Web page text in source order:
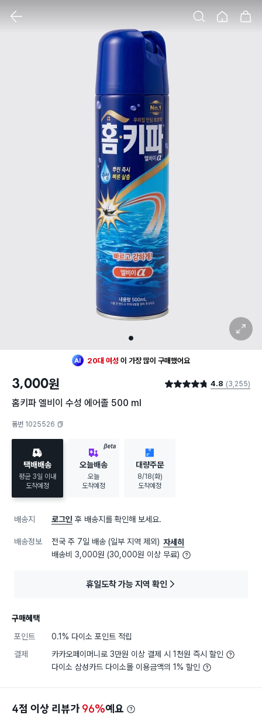
1
확대 보기
3,646명
20대 여성 이 가장 많이 구매했어요
팔렸어요
3,000원 별점 4.8점 4.8 (3,255)
홈키파 엘비이 수성 에어졸 500 ml
품번 1025526
택배배송
평균 3일 이내
도착예정
BETA
오늘배송
오늘
도착예정
대량주문
8/18(화)
도착예정
배송지 로그인 후 배송지를 확인해 보세요.
배송정보 전국 주 7일 배송 (일부 지역 제외) 자세히
배송비 3,000원 (30,000원 이상 무료)
휴일도착 가능 지역 확인
구매혜택
포인트
0.1% 다이소 포인트 적립
결제
카카오페이머니로 3만원 이상 결제 시 1천원 즉시 할인
다이소 삼성카드 다이소몰 이용금액의 1% 할인
4점 이상 리뷰가 96%예요